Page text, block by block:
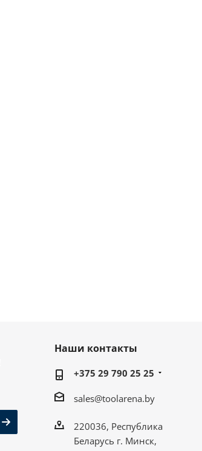
Наши контакты
+375 29 790 25 25
sales@toolarena.by
220036, Республика
Беларусь г. Минск,